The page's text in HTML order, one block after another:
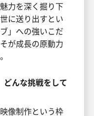
力を深く掘り下
に送り出すとい
」への強いこだ
が成長の原動力
どんな挑戦をして
像制作という枠